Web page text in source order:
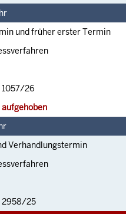
und früher erster Termin
1057/26
Verhandlungstermin
2958/25